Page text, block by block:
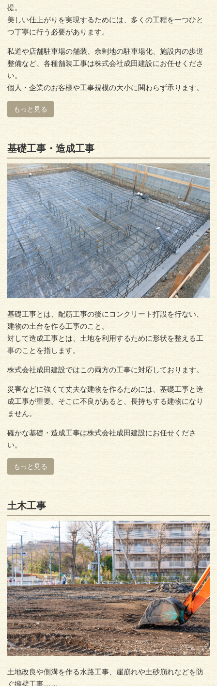
提。
美しい仕上がりを実現するためには、多くの工程を一つひと
つ丁寧に行う必要があります。
私道や店舗駐車場の舗装、余剰地の駐車場化、施設内の歩道
整備など、各種舗装工事は株式会社成田建設にお任せくださ
い。
個人・企業のお客様や工事規模の大小に関わらず承ります。
もっと見る
基礎工事・造成工事
基礎工事とは、配筋工事の後にコンクリート打設を行ない、
建物の土台を作る工事のこと。
対して造成工事とは、土地を利用するために形状を整える工
事のことを指します。
株式会社成田建設ではこの両方の工事に対応しております。
災害などに強くて丈夫な建物を作るためには、基礎工事と造
成工事が重要。そこに不良があると、長持ちする建物になり
ません。
確かな基礎・造成工事は株式会社成田建設にお任せくださ
い。
もっと見る
土木工事
土地改良や側溝を作る水路工事、崖崩れや土砂崩れなどを防
ぐ擁壁工事……